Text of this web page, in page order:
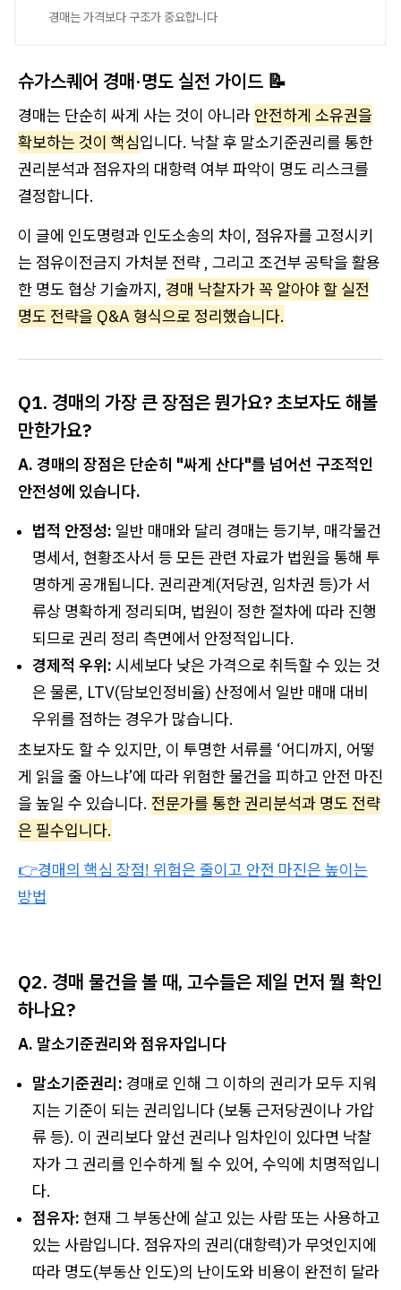
경매는 가격보다 구조가 중요합니다
슈가스퀘어 경매·명도 실전 가이드 📝
경매는 단순히 싸게 사는 것이 아니라 안전하게 소유권을
확보하는 것이 핵심입니다. 낙찰 후 말소기준권리를 통한
권리분석과 점유자의 대항력 여부 파악이 명도 리스크를
결정합니다.
이 글에 인도명령과 인도소송의 차이, 점유자를 고정시키
는 점유이전금지 가처분 전략 , 그리고 조건부 공탁을 활용
한 명도 협상 기술까지, 경매 낙찰자가 꼭 알아야 할 실전
명도 전략을 Q&A 형식으로 정리했습니다.
Q1. 경매의 가장 큰 장점은 뭔가요? 초보자도 해볼
만한가요?
A. 경매의 장점은 단순히 "싸게 산다"를 넘어선 구조적인
안전성에 있습니다.
법적 안정성: 일반 매매와 달리 경매는 등기부, 매각물건
명세서, 현황조사서 등 모든 관련 자료가 법원을 통해 투
명하게 공개됩니다. 권리관계(저당권, 임차권 등)가 서
류상 명확하게 정리되며, 법원이 정한 절차에 따라 진행
되므로 권리 정리 측면에서 안정적입니다.
경제적 우위: 시세보다 낮은 가격으로 취득할 수 있는 것
은 물론, LTV(담보인정비율) 산정에서 일반 매매 대비
우위를 점하는 경우가 많습니다.
초보자도 할 수 있지만, 이 투명한 서류를 ‘어디까지, 어떻
게 읽을 줄 아느냐’에 따라 위험한 물건을 피하고 안전 마진
을 높일 수 있습니다. 전문가를 통한 권리분석과 명도 전략
은 필수입니다.
👉경매의 핵심 장점! 위험은 줄이고 안전 마진은 높이는
방법
Q2. 경매 물건을 볼 때, 고수들은 제일 먼저 뭘 확인
하나요?
A. 말소기준권리와 점유자입니다
말소기준권리: 경매로 인해 그 이하의 권리가 모두 지워
지는 기준이 되는 권리입니다 (보통 근저당권이나 가압
류 등). 이 권리보다 앞선 권리나 임차인이 있다면 낙찰
자가 그 권리를 인수하게 될 수 있어, 수익에 치명적입니
다.
점유자: 현재 그 부동산에 살고 있는 사람 또는 사용하고
있는 사람입니다. 점유자의 권리(대항력)가 무엇인지에
따라 명도(부동산 인도)의 난이도와 비용이 완전히 달라